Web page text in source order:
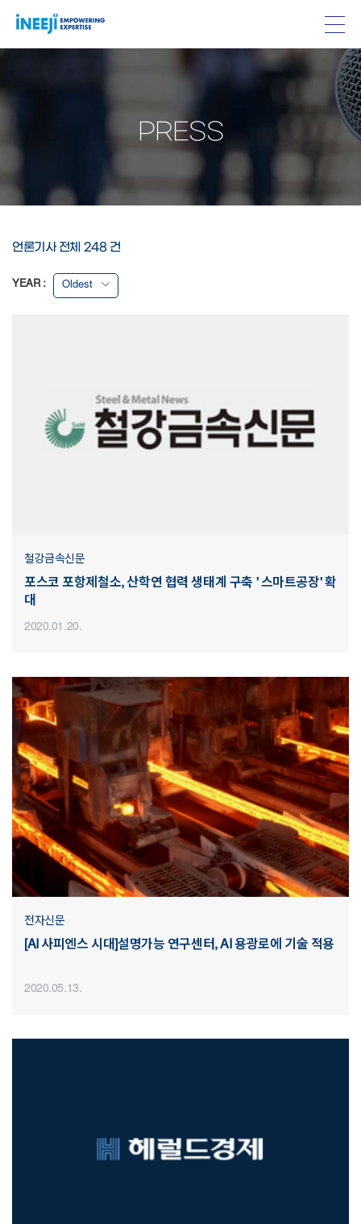
PRESS
언론기사 전체 248 건
YEAR : Oldest
철강금속신문
포스코 포항제철소, 산학연 협력 생태계 구축 ' 스마트공장' 확
대
2020.01.20.
전자신문
[AI 사피엔스 시대]설명가능 연구센터, AI 용광로에 기술 적용
2020.05.13.